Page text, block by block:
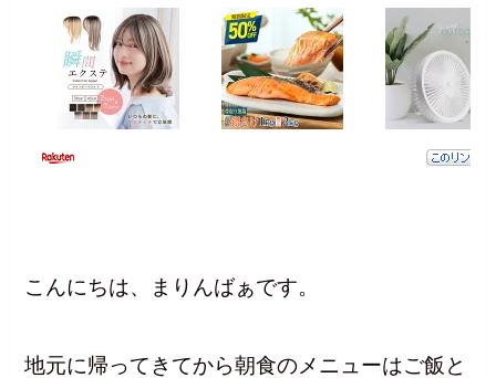
こんにちは、まりんばぁです。
地元に帰ってきてから朝食のメニューはご飯と